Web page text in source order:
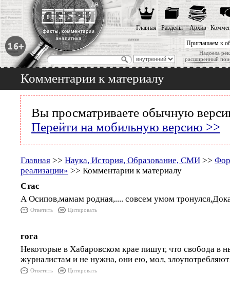
Приглашаем к
Надоела
расширенный
Главная Разделы Архив
Комментарии к материалу
Вы просматриваете обычную
Перейти на мобильную версию >>
Главная >> Наука, История, Образование, СМИ >>
реализации» >> Комментарии к материалу
Стас
А Осипов,мамам родная,.... совсем умом
Ответить Цитировать
гога
Некоторые в Хабаровском крае пишут, что свобода в
журналистам и не нужна, они ею, мол,
Ответить Цитировать